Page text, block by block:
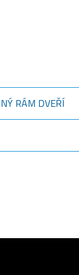
RÁM DVEŘÍ